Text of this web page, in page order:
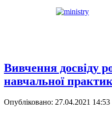
Вивчення досвіду
навчальної
Опубліковано: 27.04.2021 14:53